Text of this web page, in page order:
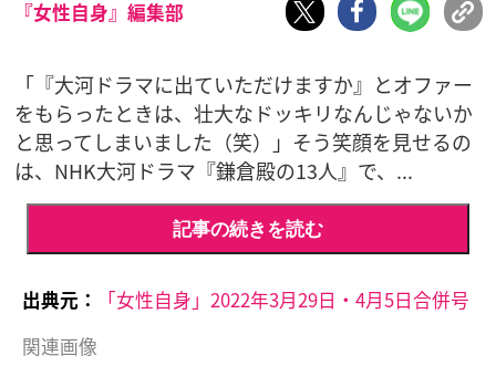
『女性自身』編集部
「『大河ドラマに出ていただけますか』とオファー
をもらったときは、壮大なドッキリなんじゃないか
と思ってしまいました（笑）」そう笑顔を見せるの
は、NHK大河ドラマ『鎌倉殿の13人』で、...
記事の続きを読む
出典元：
「女性自身」2022年3月29日・4月5日合併号
関連画像